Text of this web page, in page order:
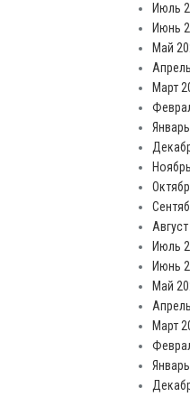
Июль
Июнь
Май
Март
Июль
Июнь
Май
Март